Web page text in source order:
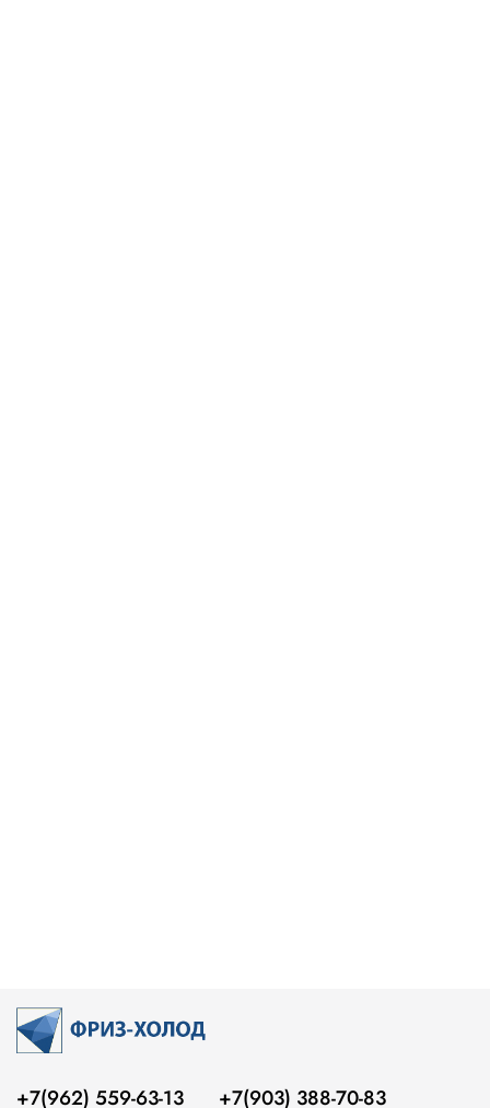
+7(962) 559-63-13 +7(903) 388-70-83